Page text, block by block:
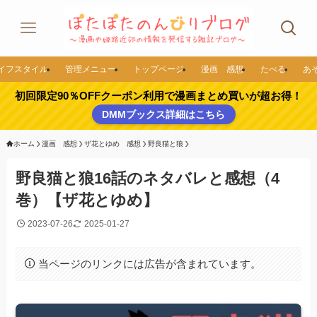
フスタイル 管理メニュー トップページ 漫画 感想 たべる あ
初回限定90％OFFクーポン利用で漫画まとめ買いが超お得！
DMMブックス詳細はこちら
ホーム 漫画 感想 ザ花とゆめ 感想 野良猫と狼
野良猫と狼16話のネタバレと感想（4
巻）【ザ花とゆめ】
2023-07-26 2025-01-27
当ページのリンクには広告が含まれています。